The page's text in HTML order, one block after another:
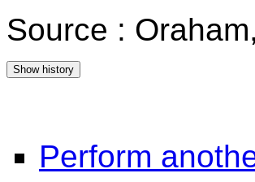
Source :
Perform